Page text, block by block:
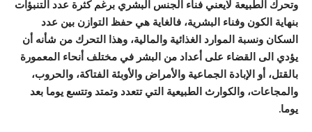
وتحرك الطبيعة لايعني فناء الجنس البشري برغم كثرة عدد التنبؤات
بنهاية الكون وفناء البشرية، فالغاية هي حفظ التوازن بين عدد
السكان ونسبة الموارد الغذائية والمالية، وهذا التحرك من شأنه أن
يؤدي الى القضاء على أعداد من البشر في مختلف أنحاء المعمورة
بالقتل، أو الإبادة الجماعية والأمراض والأوبئة الفتاكة، والحروب،
والمجاعات، والكوارث الطبيعية التي تتعدد وتمتد وتتسع يوما بعد
يوما.